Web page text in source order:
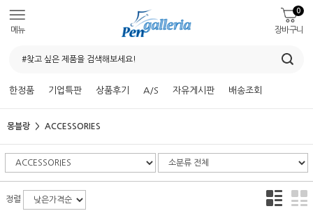
메뉴 장바구니
0
한정품 기업특판 상품후기 A/S 자유게시판 배송조회
몽블랑 ACCESSORIES
정렬